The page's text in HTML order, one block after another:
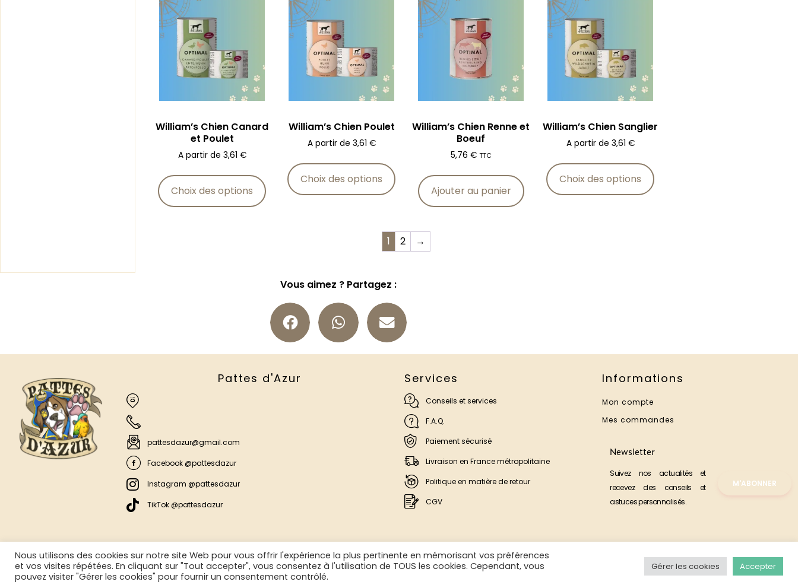
William’s Chien Canard
et Poulet
A partir de 3,61 €
Choix des options
William’s Chien Poulet
A partir de 3,61 €
Choix des options
William’s Chien Renne et
Boeuf
5,76 € TTC
Ajouter au panier
William’s Chien Sanglier
A partir de 3,61 €
Choix des options
1 2 →
Vous aimez ? Partagez :
Pattes d'Azur
pattesdazur@gmail.com
Facebook @pattesdazur
Instagram @pattesdazur
TikTok @pattesdazur
Services
Conseils et services
F.A.Q.
Paiement sécurisé
Livraison en France métropolitaine
Politique en matière de retour
CGV
Informations
Mon compte
Mes commandes
Newsletter
Suivez nos actualités et
recevez des conseils et
astuces personnalisés.
M'ABONNER
©2025 La Boutique Aux Poils Mentions légales Gérer les cookies
Nous utilisons des cookies sur notre site Web pour vous offrir l'expérience la plus pertinente en mémorisant vos préférences
et vos visites répétées. En cliquant sur "Tout accepter", vous consentez à l'utilisation de TOUS les cookies. Cependant, vous
pouvez visiter "Gérer les cookies" pour fournir un consentement contrôlé.
Gérer les cookies Accepter